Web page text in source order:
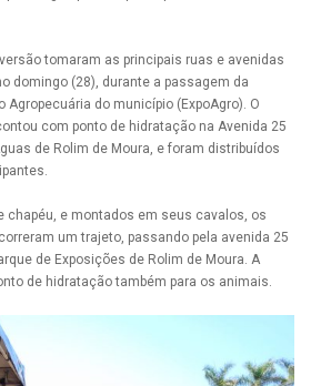
tomaram as principais ruas e avenidas
domingo (28), durante a passagem da
Agropecuária do município (ExpoAgro). O
com ponto de hidratação na Avenida 25
de Rolim de Moura, e foram distribuídos
chapéu, e montados em seus cavalos, os
um trajeto, passando pela avenida 25
de Exposições de Rolim de Moura. A
de hidratação também para os animais.